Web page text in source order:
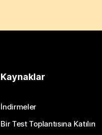
Kaynaklar
İndirmeler
Bir Test Toplantısına Katılın